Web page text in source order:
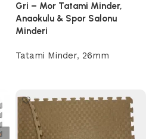
Gri – Mor Tatami Minder,
Anaokulu & Spor Salonu
Minderi
Tatami Minder, 26mm